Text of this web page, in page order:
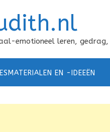
emotioneel leren, gedrag,
EN -IDEEËN